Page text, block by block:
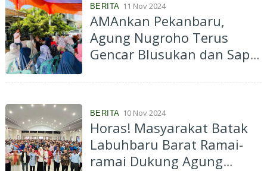
BERITA 11 Nov 2024
AMAnkan Pekanbaru,
Agung Nugroho Terus
Gencar Blusukan dan Sapa
BERITA 10 Nov 2024
Horas! Masyarakat Batak
Labuhbaru Barat Ramai-
ramai Dukung Agung